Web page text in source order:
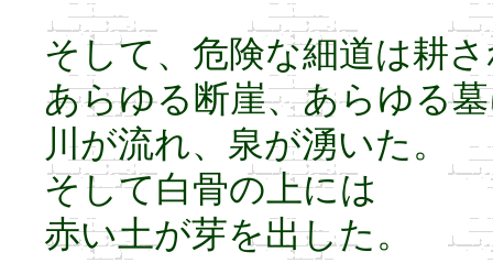
そして、危険な細道は耕
あらゆる断崖、あらゆる
川が流れ、泉が湧いた。
そして白骨の上には
赤い土が芽を出した。